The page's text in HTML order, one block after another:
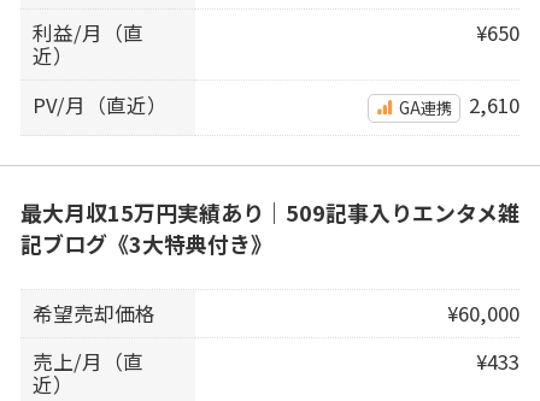
利益/月（直
近）
¥650
PV/月（直近） GA連携 2,610
最大月収15万円実績あり｜509記事入りエンタメ雑
記ブログ《3大特典付き》
希望売却価格
¥60,000
売上/月（直
近）
¥433